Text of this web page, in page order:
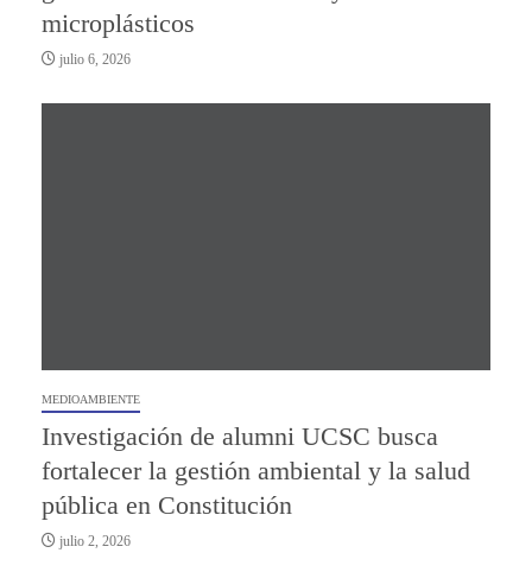
microplásticos
julio 6, 2026
MEDIOAMBIENTE
Investigación de alumni UCSC busca
fortalecer la gestión ambiental y la salud
pública en Constitución
julio 2, 2026